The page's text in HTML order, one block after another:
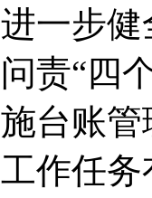
一步
责“四
台账
作任